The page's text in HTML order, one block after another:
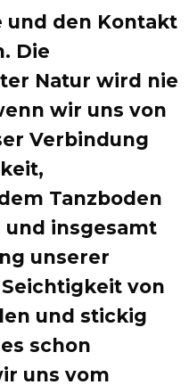
und den Kontakt
Die
Natur wird nie
wir uns von
Verbindung
Tanzboden
insgesamt
unserer
von
und stickig
schon
uns vom